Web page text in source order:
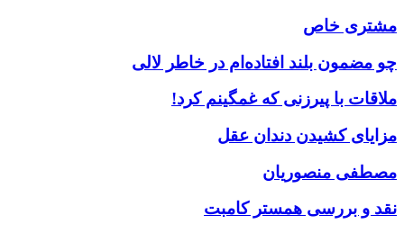
مشتری خاص
چو مضمون بلند افتاده‌ام در خاطر لالی
ملاقات با پیرزنی که غمگینم کرد!
مزایای کشیدن دندان عقل
مصطفی منصوریان
نقد و بررسی همستر کامبت